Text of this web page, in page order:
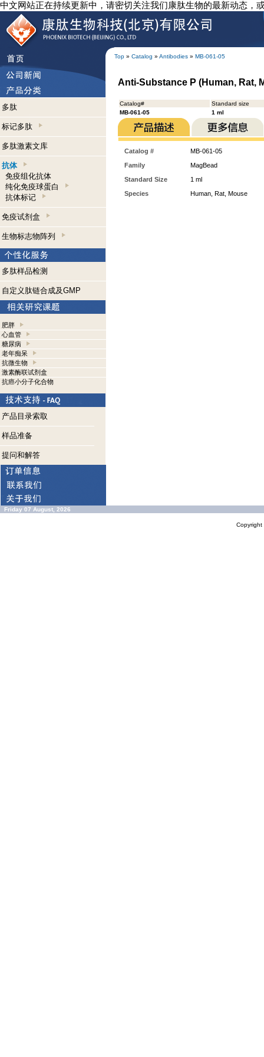
中文网站正在持续更新中，请密切关注我们康肽生物的最新动态，
Top » Catalog » Antibodies » MB-061-05
多肽
标记多肽
多肽激素文库
抗体
免疫组化抗体
纯化免疫球蛋白
抗体标记
免疫试剂盒
生物标志物阵列
多肽样品检测
自定义肽链合成及GMP
肥胖
心血管
糖尿病
老年痴呆
抗微生物
激素酶联试剂盒
抗癌小分子化合物
产品目录索取
样品准备
提问和解答
Anti-Substance P (Human, Rat,
Catalog#
Standard size
MB-061-05
1 ml
Catalog #
MB-061-05
Family
MagBead
Standard Size
1 ml
Species
Human, Rat, Mouse
Friday 07 August, 2026